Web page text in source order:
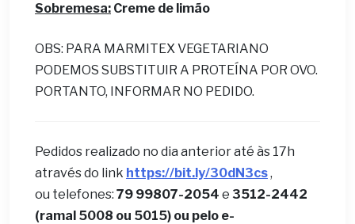
Sobremesa: Creme de limão
OBS: PARA MARMITEX VEGETARIANO
PODEMOS SUBSTITUIR A PROTEÍNA POR OVO.
PORTANTO, INFORMAR NO PEDIDO.
Pedidos realizado no dia anterior até às 17h
através do link https://bit.ly/30dN3cs,
ou telefones: 79 99807-2054 e 3512-2442
(ramal 5008 ou 5015) ou pelo e-